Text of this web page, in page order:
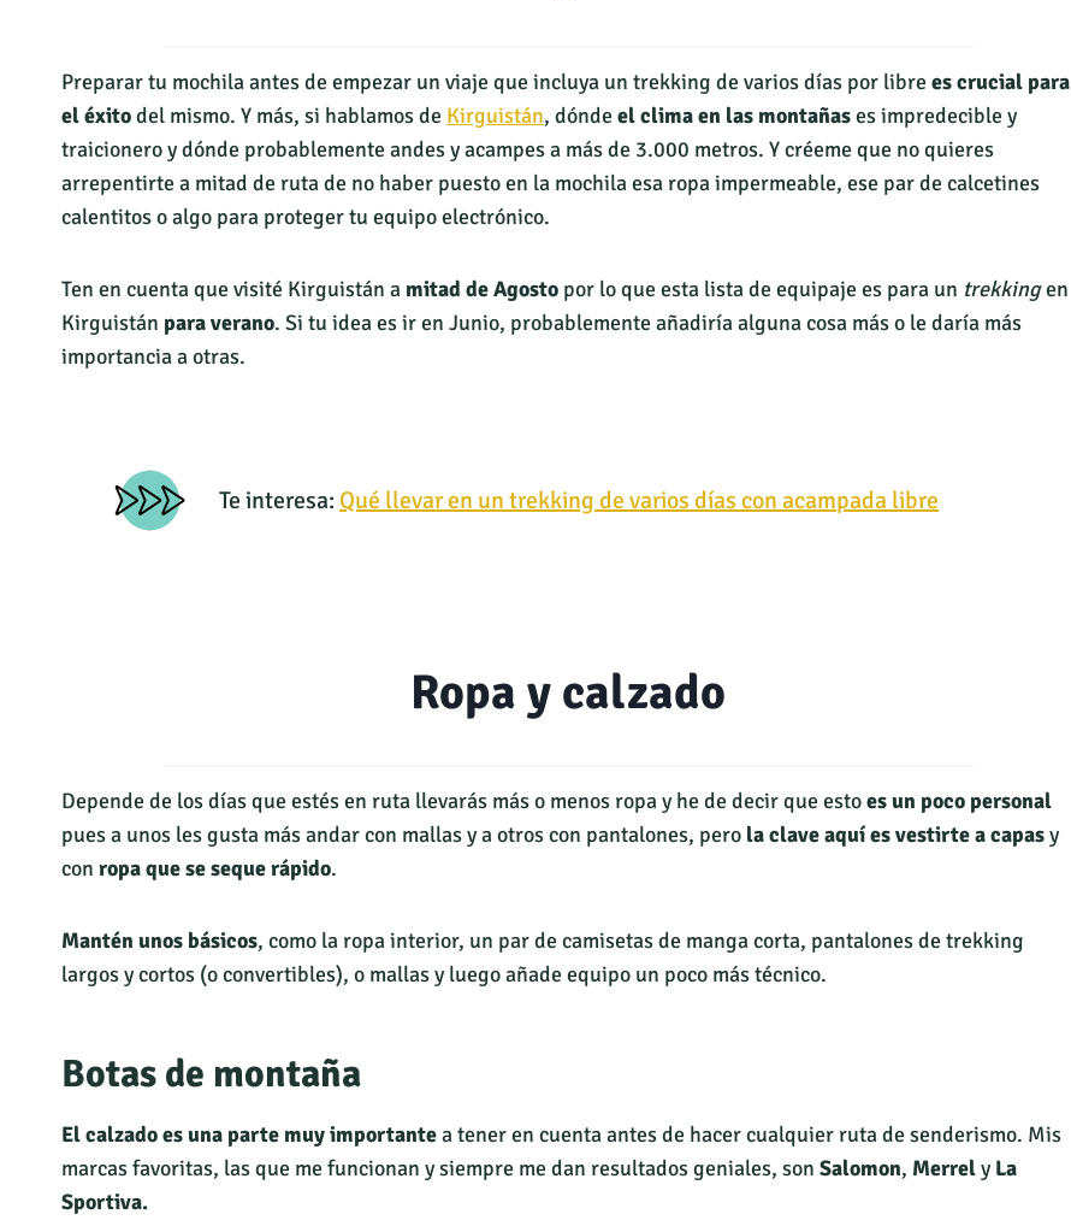
Preparar tu mochila antes de empezar un viaje que incluya un trekking de varios días por libre es crucial para
el éxitodel mismo. Y más, si hablamos de Kirguistán, dónde el clima en las montañases impredecible y
traicionero y dónde probablemente andes y acampes a más de 3.000 metros. Y créeme que no quieres
arrepentirte a mitad de ruta de no haber puesto en la mochila esa ropa impermeable, ese par de calcetines
calentitos o algo para proteger tu equipo electrónico.
Ten en cuenta que visité Kirguistán a mitad de Agosto por lo que esta lista de equipaje es para un trekkingen
Kirguistán para verano. Si tu idea es ir en Junio, probablemente añadiría alguna cosa más o le daría más
importancia a otras.
Te interesa: Qué llevar en un trekking de varios días con acampada libre
Ropa y calzado
Depende de los días que estés en ruta llevarás más o menos ropa y he de decir que estoes un poco personal
pues a unos les gusta más andar con mallas y a otros con pantalones, pero la clave aquí es vestirte a capasy
con ropa que se seque rápido.
Mantén unos básicos, como la ropa interior, un par de camisetas de manga corta, pantalones de trekking
largos y cortos (o convertibles), o mallas y luego añade equipo un poco más técnico.
Botas de montaña
El calzado es una parte muy importantea tener en cuenta antes de hacer cualquier ruta de senderismo. Mis
marcas favoritas, las que me funcionan y siempre me dan resultados geniales, son Salomon, Merrely La
Sportiva.